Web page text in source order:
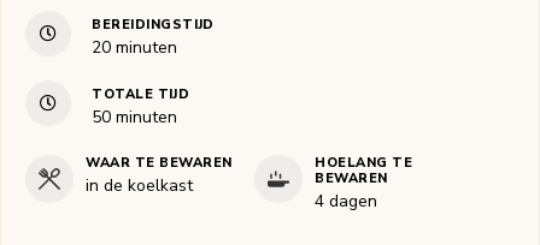
BEREIDINGSTIJD
20minuten
minuten
TOTALE TIJD
50minuten
minuten
WAAR TE BEWAREN
in de koelkast
HOELANG TE
BEWAREN
4 dagen